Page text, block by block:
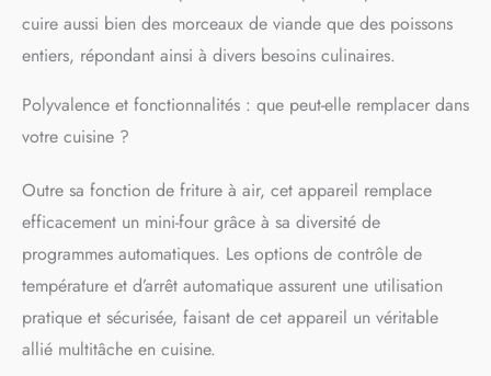
UTILISER | Porte à double
vitrage, ouverture verticale
de la porte et panneau de
écran LCD La friteuse à air
pour four Ardes est
à nettoyer Les récipients et
accessoires passent au
lave-vaisselle
DIMENSIONS ET
ACCESSOIRES |
Dimensions : longueur 43
cm, profondeur 42,5 cm,
cuire aussi bien des morceaux de viande que des poissons
entiers, répondant ainsi à divers besoins culinaires.
Polyvalence et fonctionnalités : que peut-elle remplacer dans
votre cuisine ?
Outre sa fonction de friture à air, cet appareil remplace
efficacement un mini-four grâce à sa diversité de
programmes automatiques. Les options de contrôle de
température et d’arrêt automatique assurent une utilisation
pratique et sécurisée, faisant de cet appareil un véritable
allié multitâche en cuisine.